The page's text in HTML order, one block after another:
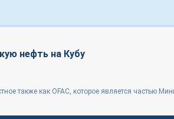
нефть на Кубу
также как OFAC, которое является частью